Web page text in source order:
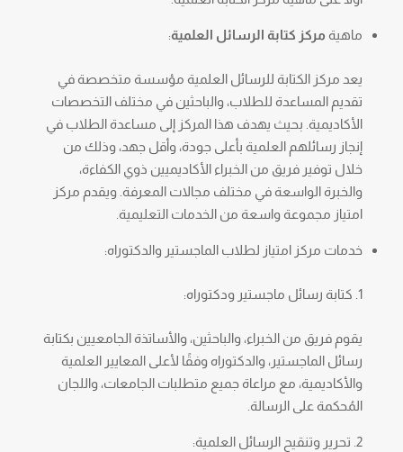
ماهية مركز كتابة الرسائل العلمية:
يعد مركز الكتابة للرسائل العلمية مؤسسة متخصصة في
تقديم المساعدة للطلاب، والباحثين في مختلف التخصصات
الأكاديمية. بحيث يهدف هذا المركز إلى مساعدة الطلاب في
إنجاز رسائلهم العلمية بأعلى جودة، وأقل جهد، وذلك من
خلال توفير فريق من الخبراء الأكاديميين ذوي الكفاءة،
والخبرة الواسعة في مختلف مجالات المعرفة. ويقدم مركز
امتياز مجموعة واسعة من الخدمات التعليمية.
خدمات مركز امتياز لطلاب الماجستير والدكتوراه:
كتابة رسائل ماجستير ودكتوراه:
يقوم فريق من الخبراء، والباحثين، والأساتذة الجامعيين بكتابة
رسائل الماجستير، والدكتوراه وفقًا لأعلى المعايير العلمية
والأكاديمية، مع مراعاة جميع متطلبات الجامعات، واللجان
المُحكمة على الرسالة.
تحرير وتنقيح الرسائل العلمية: